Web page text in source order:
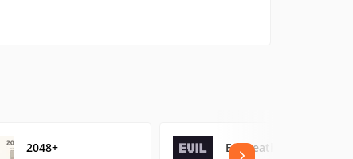
2048+ EvilDeath